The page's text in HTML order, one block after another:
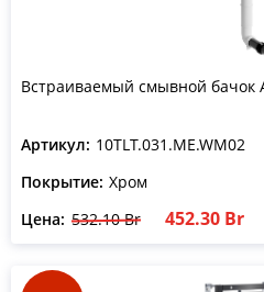
Встраиваемый смывной бачок
Артикул: 10TLT.031.ME.WM02
Покрытие: Хром
Цена: 532.10 Br 452.30 Br